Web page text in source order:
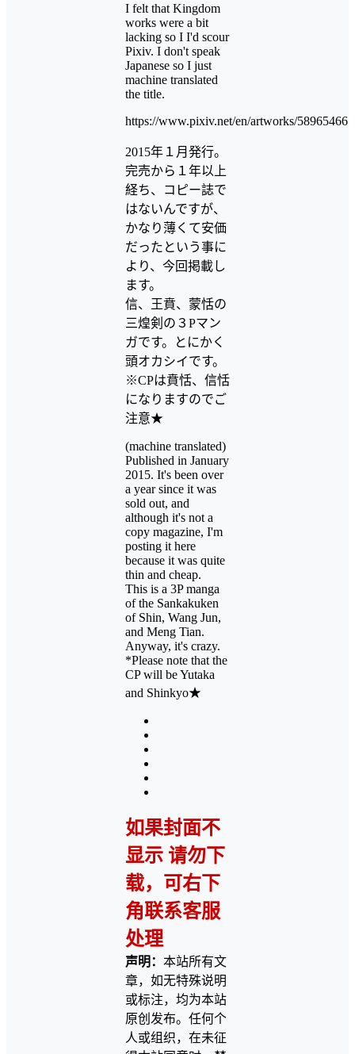
I felt that Kingdom
works were a bit
lacking so I I'd scour
Pixiv. I don't speak
Japanese so I just
machine translated
the title.
https://www.pixiv.net/en/artworks/58965466
2015年１月発行。
完売から１年以上
経ち、コピー誌で
はないんですが、
かなり薄くて安価
だったという事に
より、今回掲載し
ます。
信、王賁、蒙恬の
三煌剣の３Pマン
ガです。とにかく
頭オカシイです。
※CPは賁恬、信恬
になりますのでご
注意★
(machine translated)
Published in January
2015. It's been over
a year since it was
sold out, and
although it's not a
copy magazine, I'm
posting it here
because it was quite
thin and cheap.
This is a 3P manga
of the Sankakuken
of Shin, Wang Jun,
and Meng Tian.
Anyway, it's crazy.
*Please note that the
CP will be Yutaka
and Shinkyo★
如果封面不
显示 请勿下
载，可右下
角联系客服
处理
声明： 本站所有文
章，如无特殊说明
或标注，均为本站
原创发布。任何个
人或组织，在未征